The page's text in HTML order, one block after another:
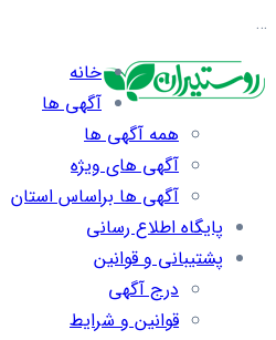
…
خانه
آگهی ها
همه آگهی ها
آگهی های ویژه
آگهی ها براساس استان
پایگاه اطلاع رسانی
پشتیبانی و قوانین
درج آگهی
قوانین و شرایط